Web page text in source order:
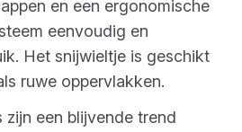
en een ergonomische
eenvoudig en
Het snijwieltje is geschikt
ruwe oppervlakken.
een blijvende trend